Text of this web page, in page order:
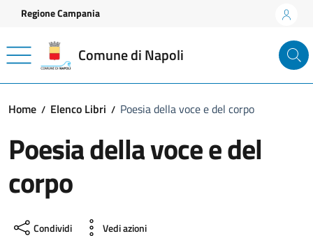
Vai ai contenuti
Vai al footer
Regione Campania
Comune di Napoli
Home Elenco Libri Poesia della voce e del corpo
Poesia della voce e del
corpo
Condividi Vedi azioni